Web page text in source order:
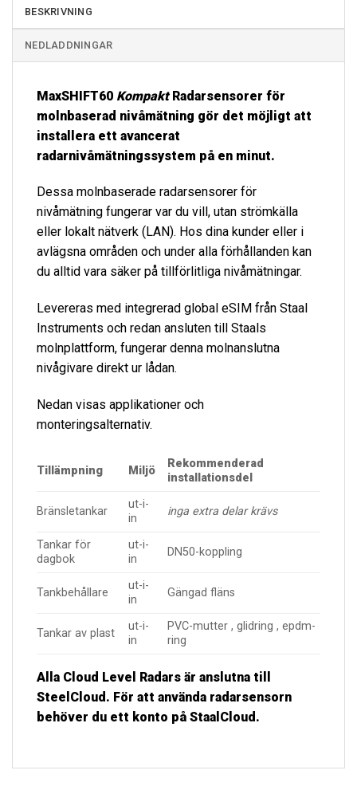
BESKRIVNING
NEDLADDNINGAR
MaxSHIFT60 KompaktRadarsensorer för
molnbaserad nivåmätning gör det möjligt att
installera ett avancerat
radarnivåmätningssystem på en minut.
Dessa molnbaserade radarsensorer för
nivåmätning fungerar var du vill, utan strömkälla
eller lokalt nätverk (LAN). Hos dina kunder eller i
avlägsna områden och under alla förhållanden kan
du alltid vara säker på tillförlitliga nivåmätningar.
Levereras med integrerad global eSIM från Staal
Instruments och redan ansluten till Staals
molnplattform, fungerar denna molnanslutna
nivågivare direkt ur lådan.
Nedan visas applikationer och
monteringsalternativ.
Tillämpning Miljö
Rekommenderad
installationsdel
Bränsletankar
ut-i-
in
inga extra delar krävs
Tankar för
dagbok
ut-i-
in
DN50-koppling
Tankbehållare
ut-i-
in
Gängad fläns
Tankar av plast
ut-i-
in
PVC-mutter , glidring , epdm-
ring
Alla Cloud Level Radars är anslutna till
SteelCloud. För att använda radarsensorn
behöver du ett konto på StaalCloud.